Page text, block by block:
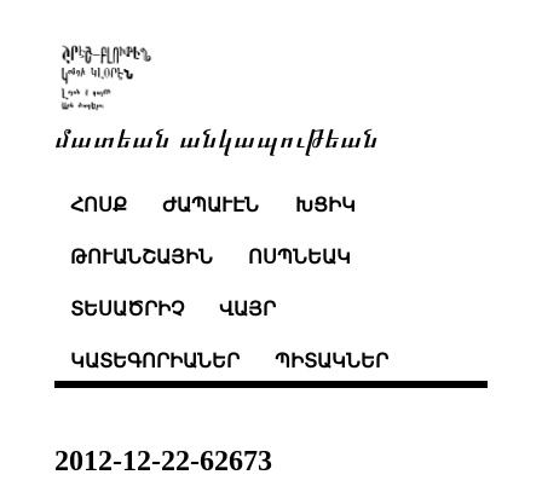
մատեան անկապութեան
ՀՈՍՔ ԺԱՊԱՒԷՆ ԽՑԻԿ
ԹՈՒԱՆՇԱՅԻՆ ՈՍՊՆԵԱԿ
ՏԵՍԱԾՐԻՉ ՎԱՅՐ
ԿԱՏԵԳՈՐԻԱՆԵՐ ՊԻՏԱԿՆԵՐ
2012-12-22-62673